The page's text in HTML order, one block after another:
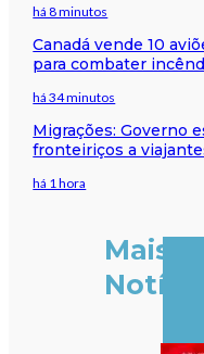
há 8 minutos
Canadá vende 10
para combater
há 34 minutos
Migrações: Governo
fronteiriços a
há 1 hora
Mais